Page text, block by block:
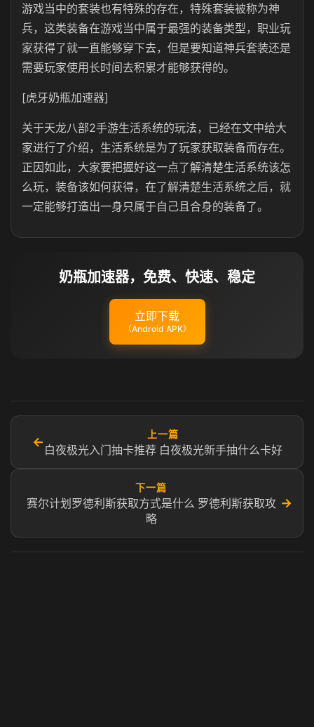
游戏当中的套装也有特殊的存在，特殊套装被称为神
兵，这类装备在游戏当中属于最强的装备类型，职业玩
家获得了就一直能够穿下去，但是要知道神兵套装还是
需要玩家使用长时间去积累才能够获得的。
[虎牙奶瓶加速器]
关于天龙八部2手游生活系统的玩法，已经在文中给大
家进行了介绍，生活系统是为了玩家获取装备而存在。
正因如此，大家要把握好这一点了解清楚生活系统该怎
么玩，装备该如何获得，在了解清楚生活系统之后，就
一定能够打造出一身只属于自己且合身的装备了。
奶瓶加速器，免费、快速、稳定
立即下载
（Android APK）
←
上一篇
白夜极光入门抽卡推荐 白夜极光新手抽什么卡好
下一篇
赛尔计划罗德利斯获取方式是什么 罗德利斯获取攻
略
→